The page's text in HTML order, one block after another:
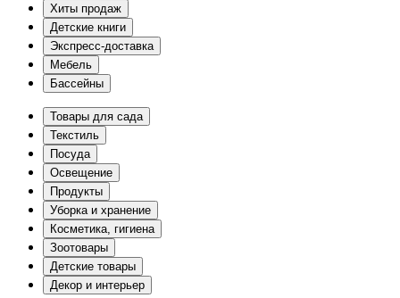
Хиты продаж
Детские книги
Экспресс-доставка
Мебель
Бассейны
Товары для сада
Текстиль
Посуда
Освещение
Продукты
Уборка и хранение
Косметика, гигиена
Зоотовары
Детские товары
Декор и интерьер